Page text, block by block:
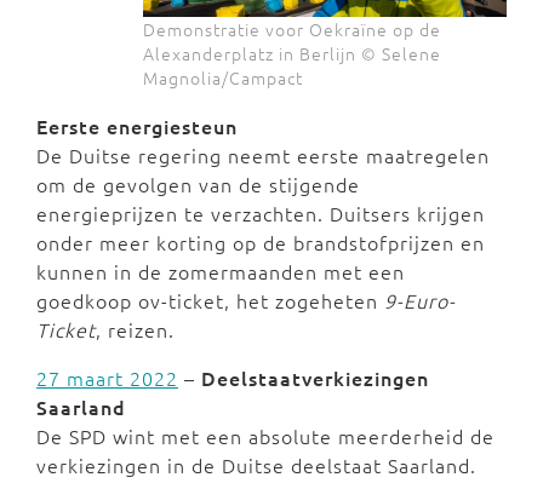
Demonstratie voor Oekraïne op de
Alexanderplatz in Berlijn © Selene
Magnolia/Campact
Eerste energiesteun
De Duitse regering neemt eerste maatregelen
om de gevolgen van de stijgende
energieprijzen te verzachten. Duitsers krijgen
onder meer korting op de brandstofprijzen en
kunnen in de zomermaanden met een
goedkoop ov-ticket, het zogeheten 9-Euro-
Ticket, reizen.
27 maart 2022 – Deelstaatverkiezingen
Saarland
De SPD wint met een absolute meerderheid de
verkiezingen in de Duitse deelstaat Saarland.